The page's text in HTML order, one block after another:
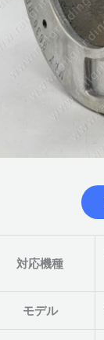
対応機種
モデル